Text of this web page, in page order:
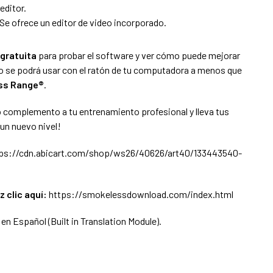
ofrece un editor de video incorporado.
gratuita para probar el software y ver cómo puede mejorar
se podrá usar con el ratón de tu computadora a menos que
Range®.
complemento a tu entrenamiento profesional y lleva tus
nuevo nivel!
cdn.abicart.com/shop/ws26/40626/art40/133443540-
clic aquí:https://smokelessdownload.com/index.html
Español (Built in Translation Module).